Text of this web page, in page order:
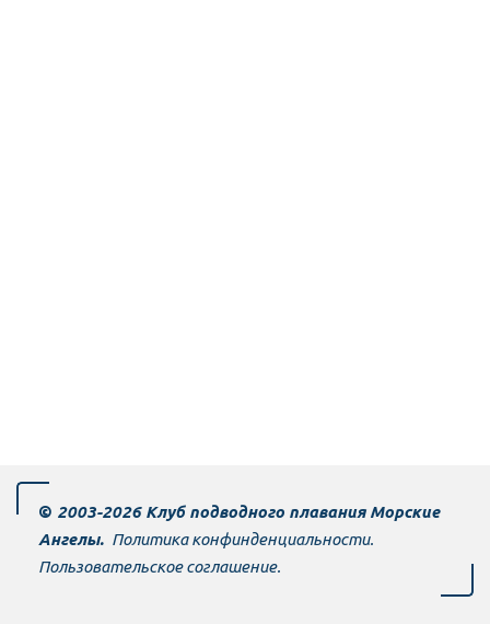
© 20­­­­03-2026 Клуб подводного плавания Морские
Ангелы. Политика конфинденциальности.
Пользовательское соглашение.